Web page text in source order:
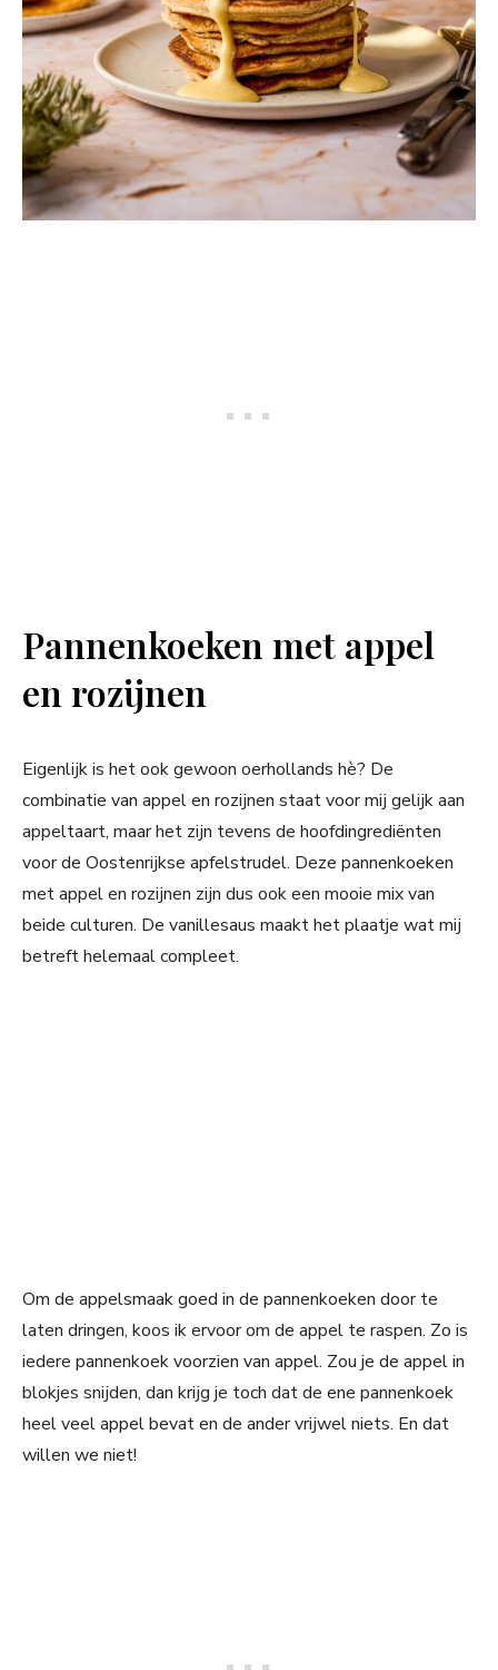
Pannenkoeken met appel
en rozijnen
Eigenlijk is het ook gewoon oerhollands hè? De
combinatie van appel en rozijnen staat voor mij gelijk aan
appeltaart, maar het zijn tevens de hoofdingrediënten
voor de Oostenrijkse apfelstrudel. Deze pannenkoeken
met appel en rozijnen zijn dus ook een mooie mix van
beide culturen. De vanillesaus maakt het plaatje wat mij
betreft helemaal compleet.
Om de appelsmaak goed in de pannenkoeken door te
laten dringen, koos ik ervoor om de appel te raspen. Zo is
iedere pannenkoek voorzien van appel. Zou je de appel in
blokjes snijden, dan krijg je toch dat de ene pannenkoek
heel veel appel bevat en de ander vrijwel niets. En dat
willen we niet!